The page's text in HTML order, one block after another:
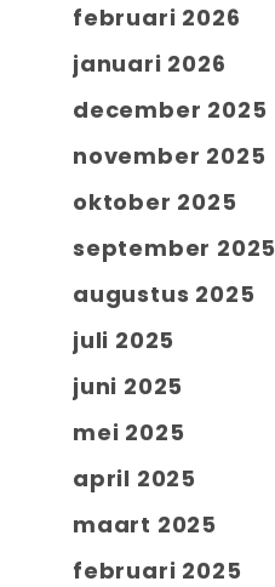
februari 2026
januari 2026
december 2025
november 2025
oktober 2025
september 2025
augustus 2025
juli 2025
juni 2025
mei 2025
april 2025
maart 2025
februari 2025